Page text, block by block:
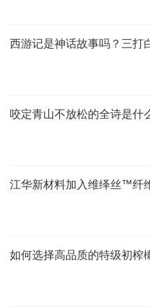
西游记是神话故事吗？三打
咬定青山不放松的全诗是什
江华新材料加入维绎丝™纤
如何选择高品质的特级初榨